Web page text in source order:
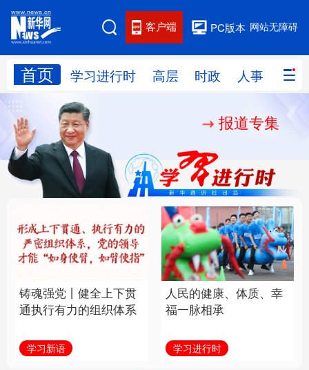
网站无障碍
PC版本
客户端
首页 学习进行时 高层 时政 人事 国际
网站地图
学习进行时 人事
国际 财经 网评
思客智库 全球连线 教育
科技 科创 量子 体育
文化 书画 健康 军事
访谈 视频 图片 政务
报道专集
铸魂强党丨健全上下贯
通执行有力的组织体系
学习新语
人民的健康、体质、幸
福一脉相承
学习进行时